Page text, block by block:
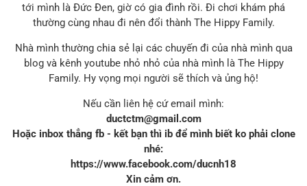
tới mình là Đức Đen, giờ có gia đình rồi. Đi chơi khám phá
thường cùng nhau đi nên đổi thành The Hippy Family.
Nhà mình thường chia sẻ lại các chuyến đi của nhà mình qua
blog và kênh youtube nhỏ nhỏ của nhà mình là The Hippy
Family. Hy vọng mọi người sẽ thích và ủng hộ!
Nếu cần liên hệ cứ email mình:
ductctm@gmail.com
Hoặc inbox thẳng fb - kết bạn thì ib để mình biết ko phải clone
nhé:
https://www.facebook.com/ducnh18
Xin cảm ơn.